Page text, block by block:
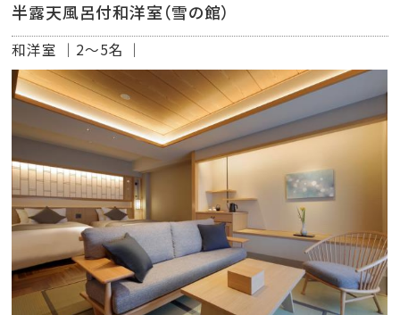
半露天風呂付和洋室（雪の館）
和洋室 2～5名